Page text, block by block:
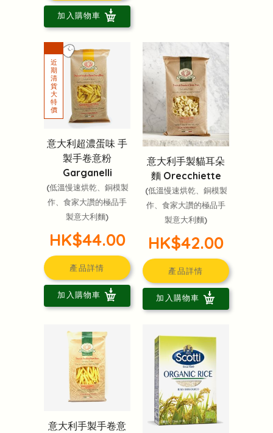
加入購物車
意大利超濃蛋味 手
製手卷意粉
Garganelli
(低溫慢速烘乾、銅模製
作、食家大讚的極品手
製意大利麵)
HK$44.00
產品詳情
加入購物車
意大利手製貓耳朵
麵 Orecchiette
(低溫慢速烘乾、銅模製
作、食家大讚的極品手
製意大利麵)
HK$42.00
產品詳情
加入購物車
意大利手製手卷意